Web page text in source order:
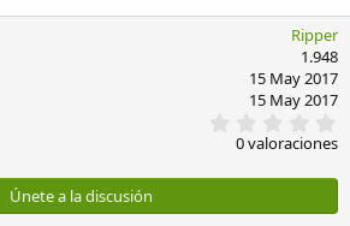
Ripper
1.948
15 May 2017
15 May 2017
,
0
s
0 valoraciones
Únete a la discusión